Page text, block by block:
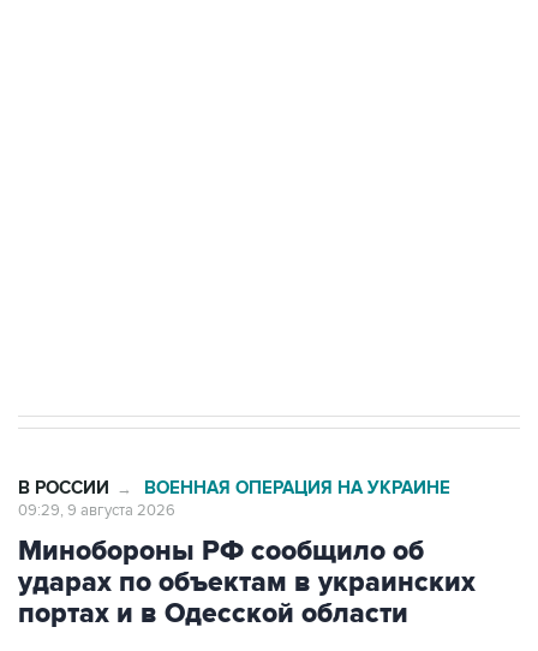
В РОССИИ → ВОЕННАЯ ОПЕРАЦИЯ НА УКРАИНЕ
09:29, 9 августа 2026
Минобороны РФ сообщило об
ударах по объектам в украинских
портах и в Одесской области